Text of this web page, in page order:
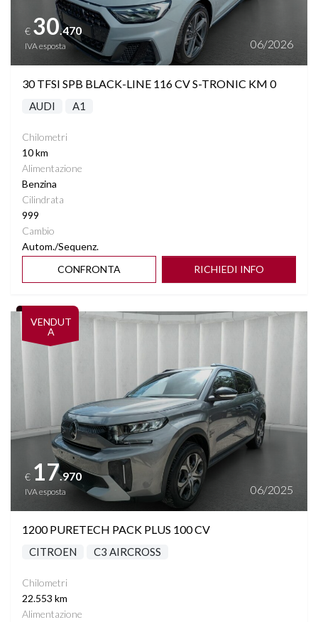
€ 30.470
IVA esposta 06/2026
30 TFSI SPB BLACK-LINE 116 CV S-TRONIC KM 0
AUDI A1
Chilometri
10 km
Alimentazione
Benzina
Cilindrata
999
Cambio
Autom./Sequenz.
CONFRONTA
RICHIEDI INFO
VENDUT
A
Vedi dettagli
€ 17.970
IVA esposta 06/2025
1200 PURETECH PACK PLUS 100 CV
CITROEN C3 AIRCROSS
Chilometri
22.553 km
Alimentazione